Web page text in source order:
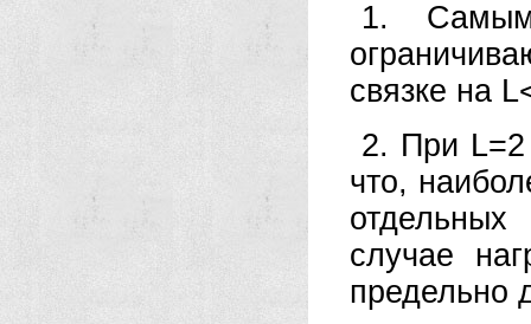
1.
связке на
2. При L=2
что,
случае
предельно